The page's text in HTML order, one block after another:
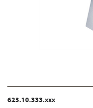
623.10.333.xxx